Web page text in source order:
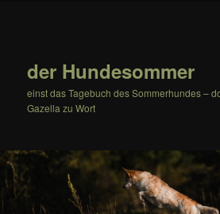
der Hundesommer
einst das Tagebuch des Sommerhundes –
Gazella zu Wort